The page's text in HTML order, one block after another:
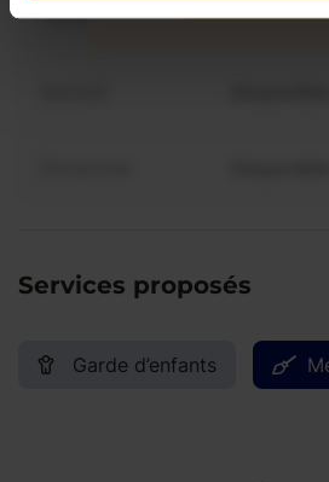
Vendredi
Services proposés
Garde d’enfants